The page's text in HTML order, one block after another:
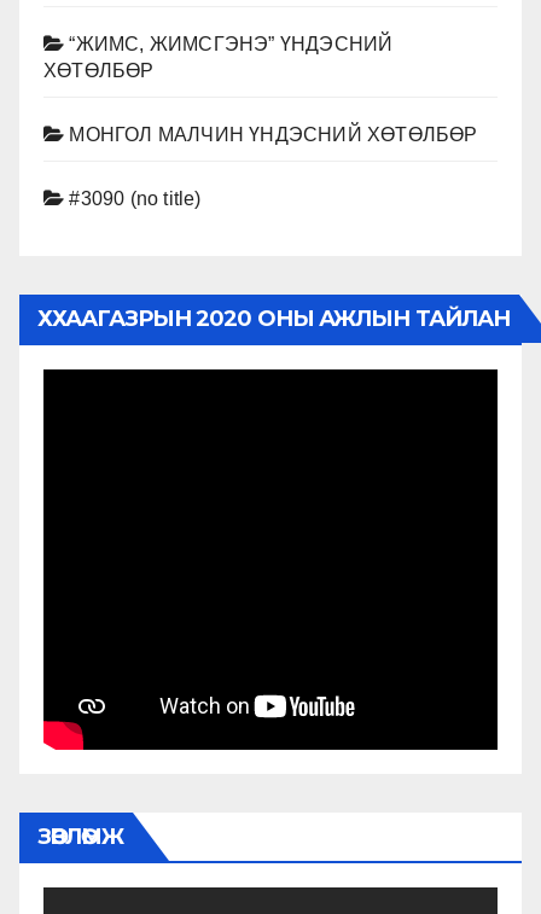
“ЖИМС, ЖИМСГЭНЭ” ҮНДЭСНИЙ
ХӨТӨЛБӨР
МОНГОЛ МАЛЧИН ҮНДЭСНИЙ ХӨТӨЛБӨР
#3090 (no title)
ХХААГАЗРЫН 2020 ОНЫ АЖЛЫН ТАЙЛАН
ЗӨВЛӨМЖ